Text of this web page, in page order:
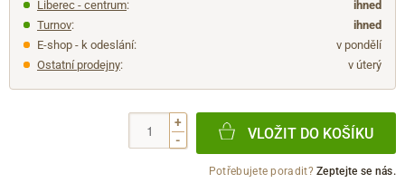
Liberec - centrum:
ihned
Turnov:
ihned
E-shop - k odeslání:
v pondělí
Ostatní prodejny: v úterý
+
-
VLOŽIT DO KOŠÍKU
Potřebujete poradit?Zeptejte se nás.